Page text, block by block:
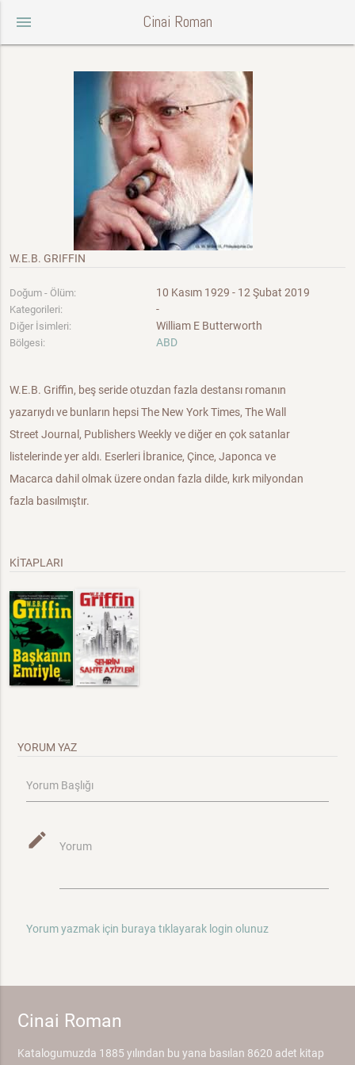
menu Cinai Roman
W.E.B. GRIFFIN
Doğum - Ölüm: 10 Kasım 1929 - 12 Şubat 2019
Kategorileri: -
Diğer İsimleri: William E Butterworth
Bölgesi: ABD
W.E.B. Griffin, beş seride otuzdan fazla destansı romanın
yazarıydı ve bunların hepsi The New York Times, The Wall
Street Journal, Publishers Weekly ve diğer en çok satanlar
listelerinde yer aldı. Eserleri İbranice, Çince, Japonca ve
Macarca dahil olmak üzere ondan fazla dilde, kırk milyondan
fazla basılmıştır.
KİTAPLARI
YORUM YAZ
Yorum Başlığı
mode_edit Yorum
Yorum yazmak için buraya tıklayarak login olunuz
Cinai Roman
Katalogumuzda 1885 yılından bu yana basılan 8620 adet kitap